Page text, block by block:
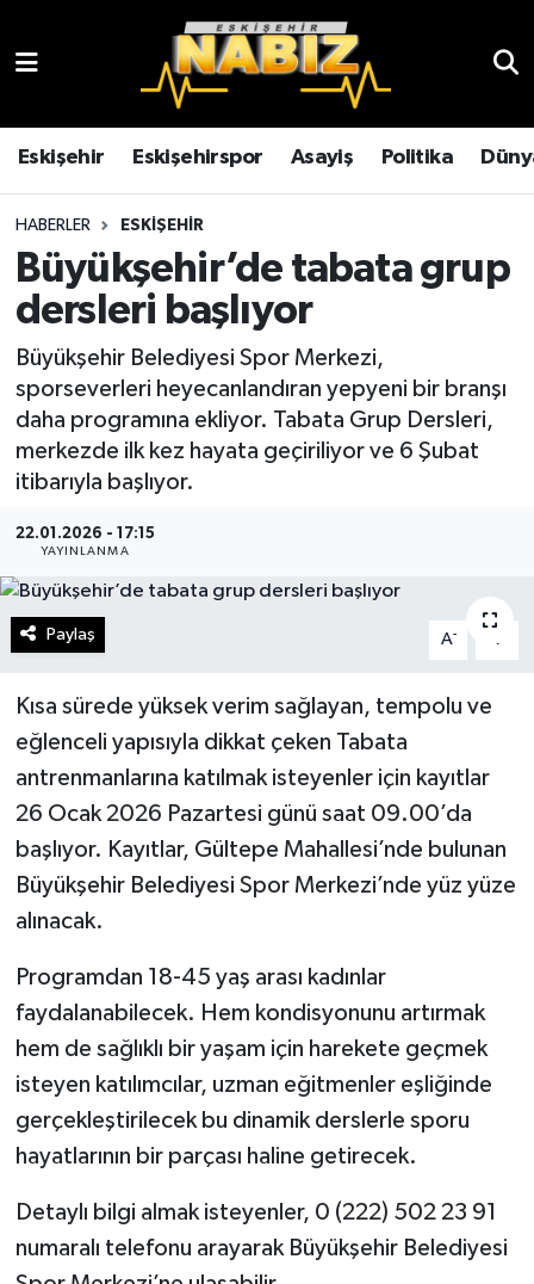
Eskişehir Eskişehirspor Asayiş Politika
HABERLER ESKIŞEHIR
Büyükşehir’de tabata grup
dersleri başlıyor
Büyükşehir Belediyesi Spor Merkezi,
sporseverleri heyecanlandıran yepyeni bir branşı
daha programına ekliyor. Tabata Grup Dersleri,
merkezde ilk kez hayata geçiriliyor ve 6 Şubat
itibarıyla başlıyor.
22.01.2026 - 17:15
YAYINLANMA
Paylaş A- A
Kısa sürede yüksek verim sağlayan, tempolu ve
eğlenceli yapısıyla dikkat çeken Tabata
antrenmanlarına katılmak isteyenler için kayıtlar
26 Ocak 2026 Pazartesi günü saat 09.00’da
başlıyor. Kayıtlar, Gültepe Mahallesi’nde bulunan
Büyükşehir Belediyesi Spor Merkezi’nde yüz yüze
alınacak.
Programdan 18-45 yaş arası kadınlar
faydalanabilecek. Hem kondisyonunu artırmak
hem de sağlıklı bir yaşam için harekete geçmek
isteyen katılımcılar, uzman eğitmenler eşliğinde
gerçekleştirilecek bu dinamik derslerle sporu
hayatlarının bir parçası haline getirecek.
Detaylı bilgi almak isteyenler, 0 (222) 502 23 91
numaralı telefonu arayarak Büyükşehir Belediyesi
Çevre
Eğitim
Eskişehir
Eskişehirspor
Kültür Sanat
Magazin
Politika
Sağlık
Spor
Yaşam
Yurttan
Eskişehir Hava Durumu
Eskişehir Trafik Yoğunluk Haritası
TFF 3.Lig 4.Grup Puan Durumu ve Fikstür
Tüm Manşetler
Son Dakika Haberleri
Haber Arşivi